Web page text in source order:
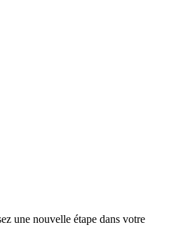
une nouvelle étape dans votre